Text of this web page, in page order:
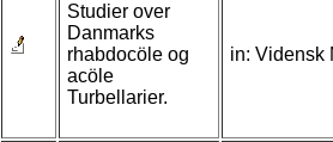
Studier over
Danmarks
rhabdocöle og
acöle
Turbellarier.
in: Vidensk